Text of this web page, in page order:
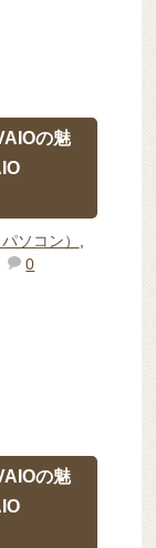
の魅
ソコン）
0
の魅